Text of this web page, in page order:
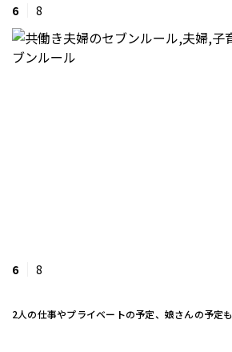
6 8
6 8
2人の仕事やプライベートの予定、娘さんの予定